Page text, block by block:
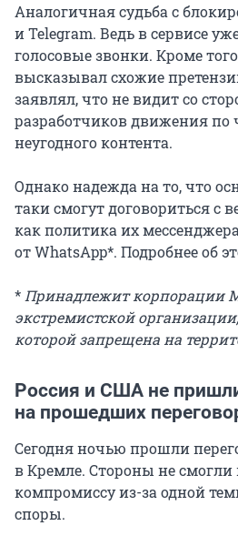
Аналогичная судьба с
и Telegram. Ведь в сервисе
голосовые звонки. Кроме
высказывал схожие
заявлял, что не видит со
разработчиков движения по
неугодного контента.
Однако надежда на то, что
таки смогут договориться с
как политика их
от WhatsApp*. Подробнее об
* Принадлежит корпорации
экстремистской
которой запрещена на
Россия и США не
на прошедших
Сегодня ночью прошли
в Кремле. Стороны не
компромиссу из-за одной
споры.